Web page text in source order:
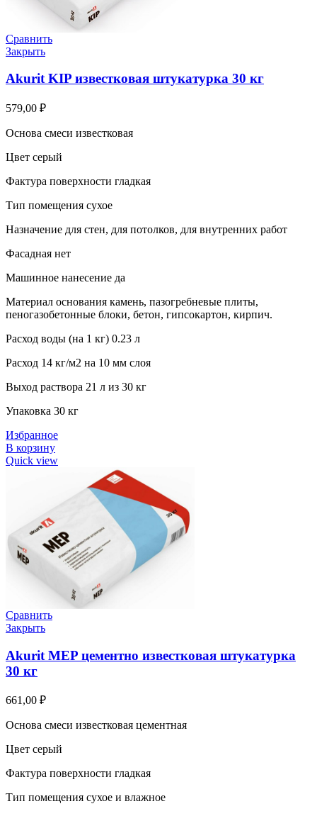
Сравнить
Закрыть
Akurit KIP известковая штукатурка 30 кг
579,00 ₽
Основа смеси известковая
Цвет серый
Фактура поверхности гладкая
Тип помещения сухое
Назначение для стен, для потолков, для внутренних работ
Фасадная нет
Машинное нанесение да
Материал основания камень, пазогребневые плиты,
пеногазобетонные блоки, бетон, гипсокартон, кирпич.
Расход воды (на 1 кг) 0.23 л
Расход 14 кг/м2 на 10 мм слоя
Выход раствора 21 л из 30 кг
Упаковка 30 кг
Избранное
В корзину
Quick view
Сравнить
Закрыть
Akurit MEP цементно известковая штукатурка
30 кг
661,00 ₽
Основа смеси известковая цементная
Цвет серый
Фактура поверхности гладкая
Тип помещения сухое и влажное